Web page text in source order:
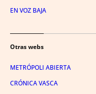
EN VOZ BAJA
Otras webs
METRÓPOLI ABIERTA
CRÓNICA VASCA